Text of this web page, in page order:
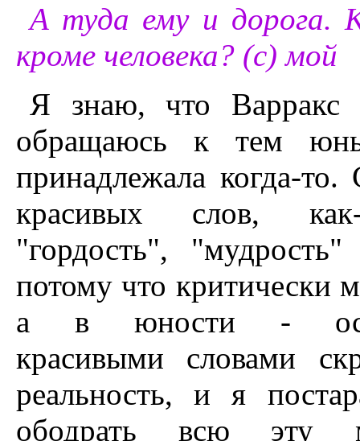
А туда ему и дорога.
кроме человека? (с) мой
Я знаю, что
обращаюсь к тем
принадлежала когда-
красивых слов,
"гордость",
потому что критически
а в юности -
красивыми словами
реальность, и я
ободрать всю эту